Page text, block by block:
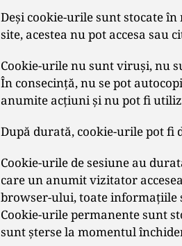
Deși cookie-urile sunt stocate
site, acestea nu pot accesa
Cookie-urile nu sunt viruși, nu
În consecinţă, nu se pot
anumite acţiuni şi nu pot fi
După durată, cookie-urile pot fi
Cookie-urile de sesiune au
care un anumit vizitator
browser-ului, toate informaţiile
Cookie-urile permanente sunt
sunt şterse la momentul